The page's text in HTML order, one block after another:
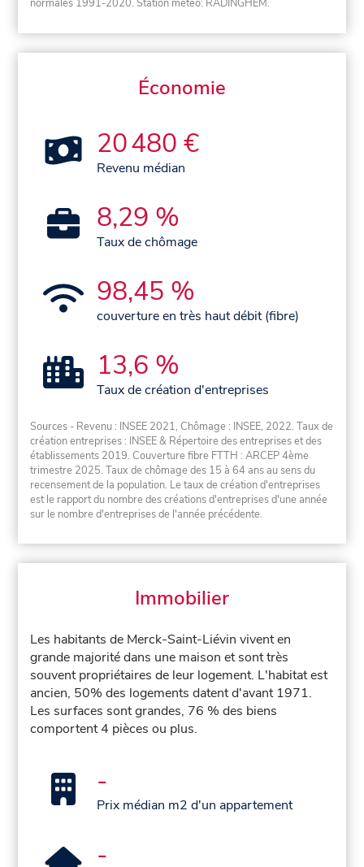
normales 1991-2020. Station météo: RADINGHEM.
Économie
20 480 €
Revenu médian
8,29 %
Taux de chômage
98,45 %
couverture en très haut débit (fibre)
13,6 %
Taux de création d'entreprises
Sources - Revenu : INSEE 2021, Chômage : INSEE, 2022. Taux de
création entreprises : INSEE & Répertoire des entreprises et des
établissements 2019. Couverture fibre FTTH : ARCEP 4ème
trimestre 2025. Taux de chômage des 15 à 64 ans au sens du
recensement de la population. Le taux de création d'entreprises
est le rapport du nombre des créations d'entreprises d'une année
sur le nombre d'entreprises de l'année précédente.
Immobilier
Les habitants de Merck-Saint-Liévin vivent en
grande majorité dans une maison et sont très
souvent propriétaires de leur logement. L'habitat est
ancien, 50% des logements datent d'avant 1971.
Les surfaces sont grandes, 76 % des biens
comportent 4 pièces ou plus.
-
Prix médian m2 d'un appartement
-